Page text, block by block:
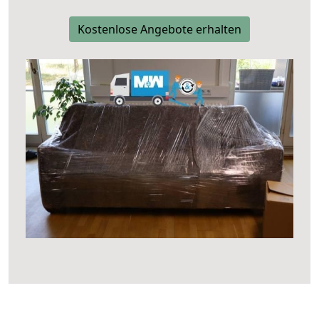
Kostenlose Angebote erhalten